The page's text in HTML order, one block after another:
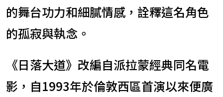
的舞台功力和細膩情感，詮釋這名角色
的孤寂與執念。
《日落大道》改編自派拉蒙經典同名電
影，自1993年於倫敦西區首演以來便廣